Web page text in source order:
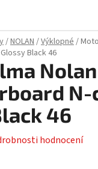
/NOLAN/Výklopné/
Black 46
N-
46
hodnocení